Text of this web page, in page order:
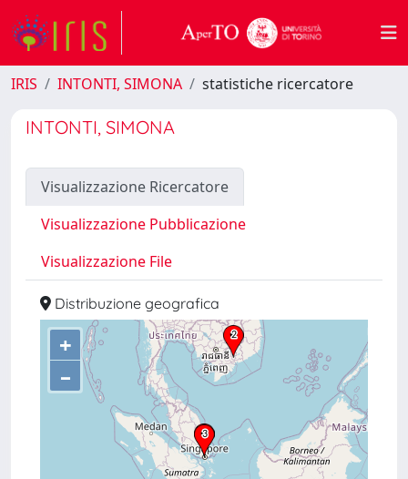
IRIS INTONTI, SIMONA statistiche ricercatore
INTONTI, SIMONA
Visualizzazione Ricercatore
Visualizzazione Pubblicazione
Visualizzazione File
Distribuzione geografica
+
–